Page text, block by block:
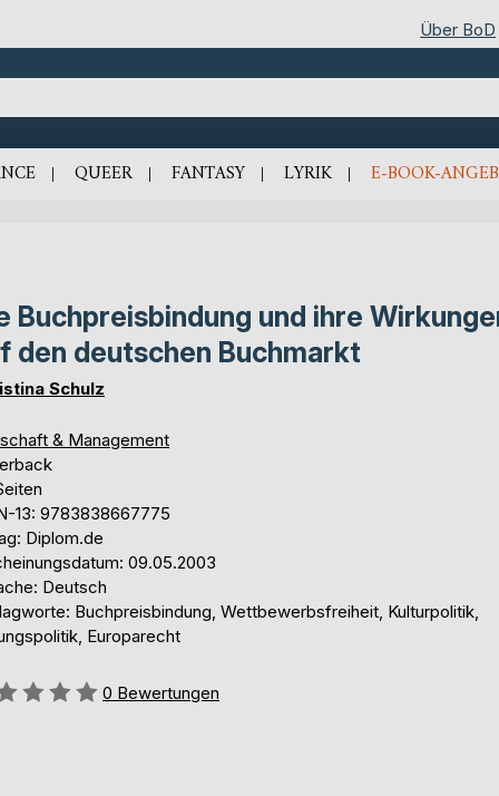
Über BoD
QUEER FANTASY LYRIK E-BOOK-
Buchpreisbindung und ihre
den deutschen Buchmarkt
Schulz
& Management
13: 9783838667775
Diplom.de
09.05.2003
Deutsch
Buchpreisbindung, Wettbewerbsfreiheit, Kulturpolitik,
Europarecht
0 Bewertungen